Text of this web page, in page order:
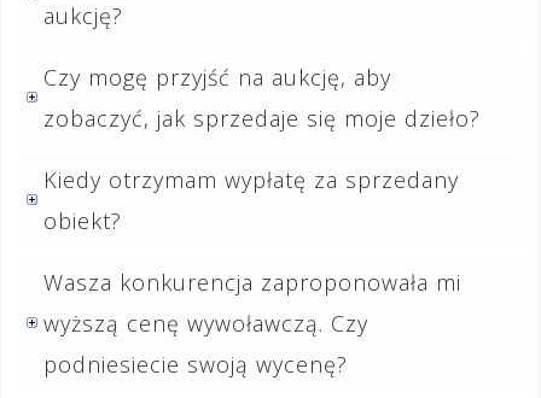
aukcję?
Czy mogę przyjść na aukcję, aby
zobaczyć, jak sprzedaje się moje dzieło?
Kiedy otrzymam wypłatę za sprzedany
obiekt?
Wasza konkurencja zaproponowała mi
wyższą cenę wywoławczą. Czy
podniesiecie swoją wycenę?